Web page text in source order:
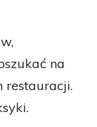
na
restauracji.